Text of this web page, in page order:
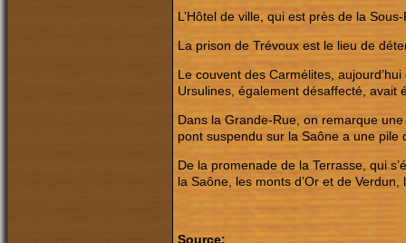
L’Hôtel de ville, qui est près de la
La prison de Trévoux est le lieu de
Le couvent des Carmélites,
Ursulines, également désaffecté, avait
Dans la Grande-Rue, on remarque
pont suspendu sur la Saône a une pile
De la promenade de la Terrasse, qui
la Saône, les monts d’Or et de
Source: